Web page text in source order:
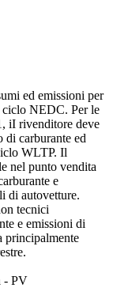
ed emissioni per
ciclo NEDC. Per le
iI rivenditore deve
carburante ed
WLTP. Il
nel punto vendita
e
di autovetture.
tecnici
e emissioni di
principalmente
- PV